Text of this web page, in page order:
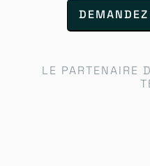
LE PARTENAIRE